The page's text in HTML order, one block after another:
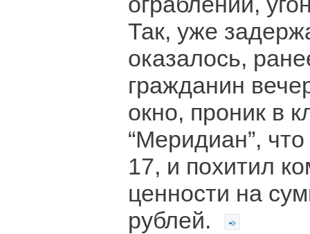
Так, уже
оказалось,
гражданин
окно, проник в
“Меридиан”,
17, и похитил
ценности на
рублей.